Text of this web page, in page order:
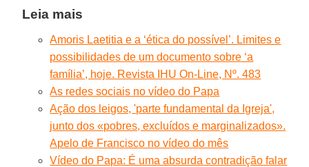
Leia mais
Amoris Laetitia e a ‘ética do possível’. Limites e
possibilidades de um documento sobre ‘a
família’, hoje. Revista IHU On-Line, Nº. 483
As redes sociais no vídeo do Papa
Ação dos leigos, 'parte fundamental da Igreja',
junto dos «pobres, excluídos e marginalizados».
Apelo de Francisco no vídeo do mês
Vídeo do Papa: É uma absurda contradição falar